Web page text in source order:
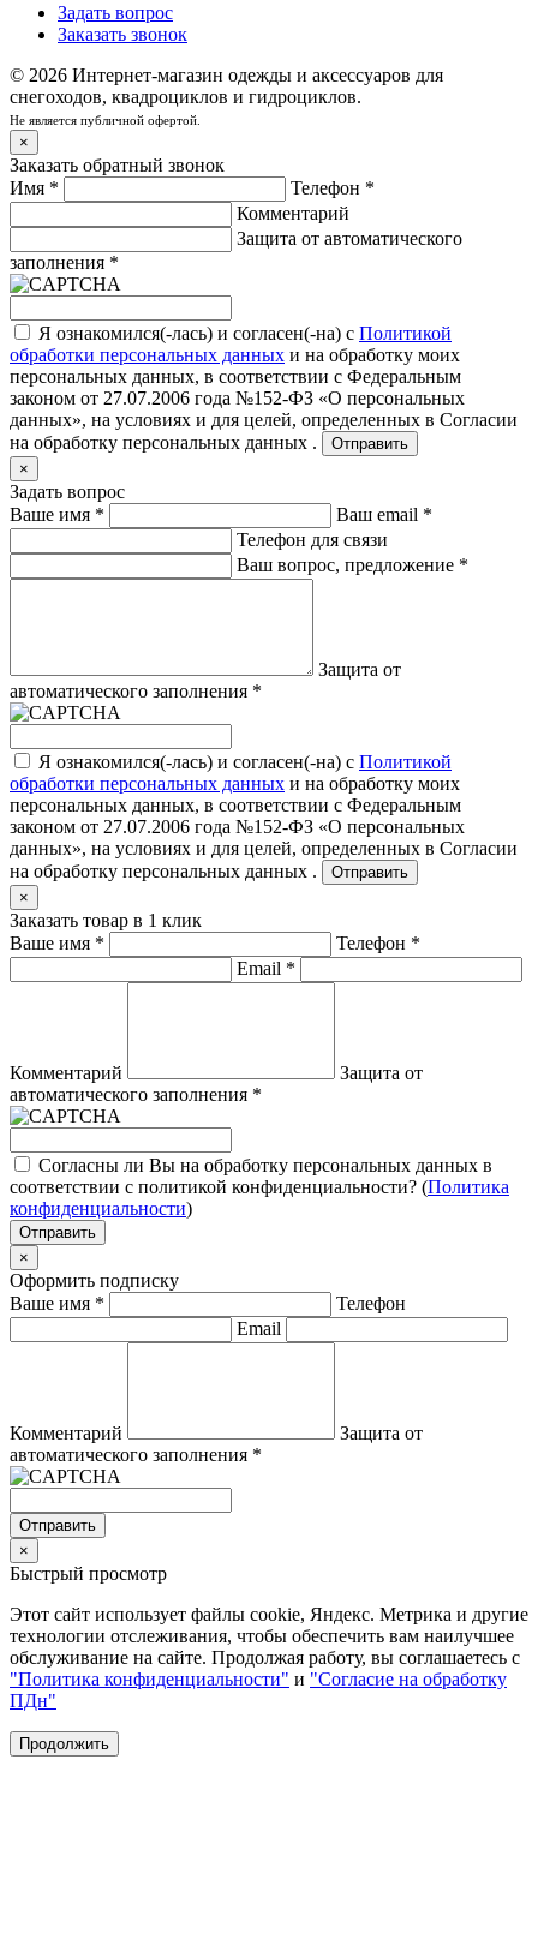
Задать вопрос
Заказать звонок
© 2026 Интернет-магазин одежды и аксессуаров для
снегоходов, квадроциклов и гидроциклов.
Не является публичной офертой.
×
Заказать обратный звонок
Имя * Телефон *
Комментарий
Защита от автоматического
заполнения *
Я ознакомился(-лась) и согласен(-на) с Политикой
обработки персональных данных и на обработку моих
персональных данных, в соответствии с Федеральным
законом от 27.07.2006 года №152-ФЗ «О персональных
данных», на условиях и для целей, определенных в Согласии
на обработку персональных данных .
Отправить
×
Задать вопрос
Ваше имя * Ваш email *
Телефон для связи
Ваш вопрос, предложение *
Защита от
автоматического заполнения *
Я ознакомился(-лась) и согласен(-на) с Политикой
обработки персональных данных и на обработку моих
персональных данных, в соответствии с Федеральным
законом от 27.07.2006 года №152-ФЗ «О персональных
данных», на условиях и для целей, определенных в Согласии
на обработку персональных данных .
Отправить
×
Заказать товар в 1 клик
Ваше имя * Телефон *
Email *
Комментарий
Защита от
автоматического заполнения *
Согласны ли Вы на обработку персональных данных в
соответствии с политикой конфиденциальности? (Политика
конфиденциальности)
Отправить
×
Оформить подписку
Ваше имя *
Телефон
Email
Комментарий
Защита от
автоматического заполнения *
Отправить
×
Быстрый просмотр
Этот сайт использует файлы cookie, Яндекс. Метрика и другие
технологии отслеживания, чтобы обеспечить вам наилучшее
обслуживание на сайте. Продолжая работу, вы соглашаетесь с
"Политика конфиденциальности" и "Согласие на обработку
ПДн"
Продолжить